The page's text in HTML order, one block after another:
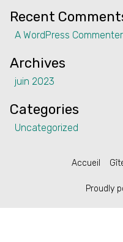
Contact
Recent
A WordPress Commenter
Archives
juin 2023
Categories
Uncategorized
Accueil
Proudly